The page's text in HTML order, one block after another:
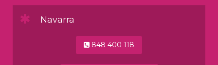
Navarra
848 400 118